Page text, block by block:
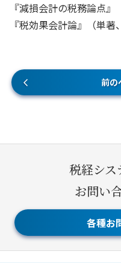
『減損会計の税務論点』
『税効果会計論』（単
前の
税経シス
お問い
各種お